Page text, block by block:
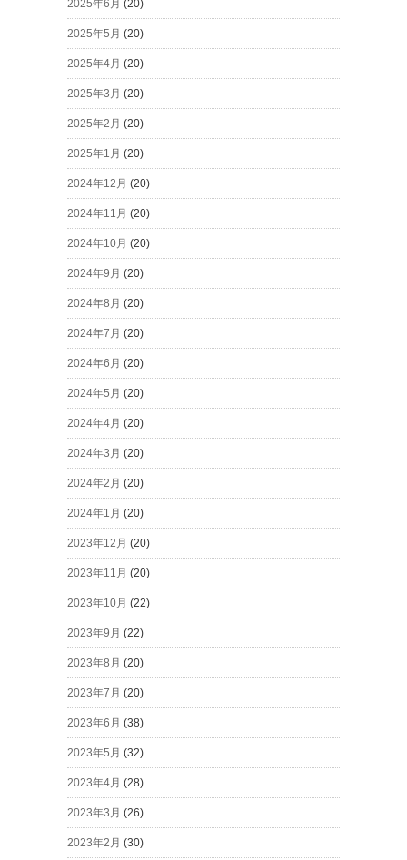
2025年6月 (20)
2025年5月 (20)
2025年4月 (20)
2025年3月 (20)
2025年2月 (20)
2025年1月 (20)
2024年12月 (20)
2024年11月 (20)
2024年10月 (20)
2024年9月 (20)
2024年8月 (20)
2024年7月 (20)
2024年6月 (20)
2024年5月 (20)
2024年4月 (20)
2024年3月 (20)
2024年2月 (20)
2024年1月 (20)
2023年12月 (20)
2023年11月 (20)
2023年10月 (22)
2023年9月 (22)
2023年8月 (20)
2023年7月 (20)
2023年6月 (38)
2023年5月 (32)
2023年4月 (28)
2023年3月 (26)
2023年2月 (30)